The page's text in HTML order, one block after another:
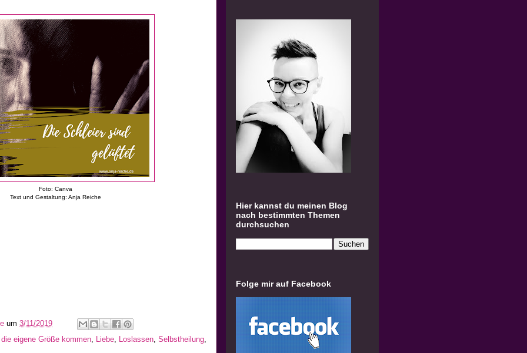
Foto: Canva
Text und Gestaltung: Anja Reiche
um 3/11/2019
eigene Größe kommen Liebe Loslassen Selbstheilung
Hier kannst du meinen Blog
nach bestimmten Themen
durchsuchen
Folge mir auf Facebook